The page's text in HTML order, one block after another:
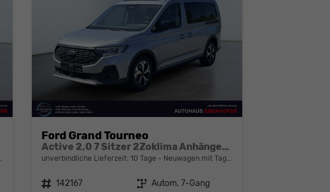
Ford Grand Tourneo
Active 2,0 7 Sitzer 2Zoklima Anhängerkupplung Panoramadach AGR Sitze Sitzheizung Einparkhilfe Kamera 17 Zoll Leichtmetall ACC
unverbindliche Lieferzeit:10 Tage Neuwagen mit Tageszulassung
Fahrzeugnr. 142167 Getriebe Autom. 7-Gang